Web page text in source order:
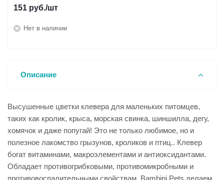
151 руб./шт
Нет в наличии
Описание
Высушенные цветки клевера для маленьких питомцев,
таких как кролик, крыса, морская свинка, шиншилла, дегу,
хомячок и даже попугай! Это не только любимое, но и
полезное лакомство грызунов, кроликов и птиц.. Клевер
богат витаминами, макроэлементами и антиоксидантами.
Обладает противогрибковыми, противомикробными и
противовоспалительными свойствам. Bambini Pets делаем